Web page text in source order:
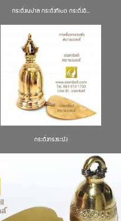
กระดิ่งเนปาล กระดิ่งทิเบต กระดิ่งอิ...
กระดิ่งทรงระฆัง